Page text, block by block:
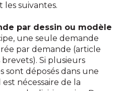
suivantes.
par dessin ou modèle
une seule demande
par demande (article
brevets). Si plusieurs
sont déposés dans une
nécessaire de la